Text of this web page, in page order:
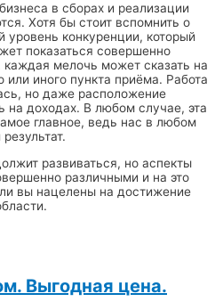
в сборах и реализации
Хотя бы стоит вспомнить о
уровень конкуренции, который
показаться совершенно
мелочь может сказать на
или иного пункта приёма. Работа
но даже расположение
на доходах. В любом случае, эта
главное, ведь нас в любом
развиваться, но аспекты
различными и на это
вы нацелены на достижение
Выгодная цена.